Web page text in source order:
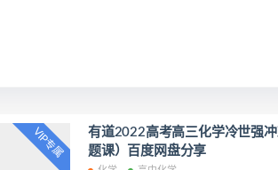
VIP专属
有道2022高考高三化学冷世强
题课）百度网盘分享